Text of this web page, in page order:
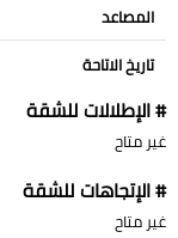
المصاعد
تاريخ الاتاحة
# الإطلالات للشقة
غير متاح
# الإتجاهات للشقة
غير متاح